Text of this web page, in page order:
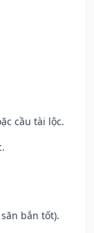
cầu tài lộc.
bắn tốt).